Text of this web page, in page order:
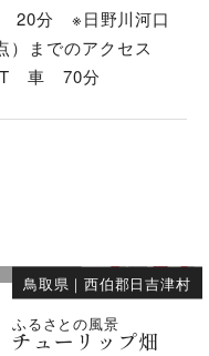
分 ※日野川河口
）までのアクセス
車 70分
鳥取県 ｜西伯郡日吉津村
ふるさとの風景
チューリップ畑